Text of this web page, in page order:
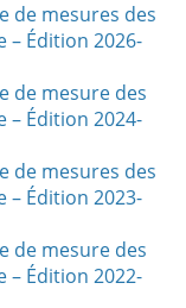
de mesures des
– Édition 2026-
de mesure des
– Édition 2024-
de mesures des
– Édition 2023-
de mesure des
– Édition 2022-